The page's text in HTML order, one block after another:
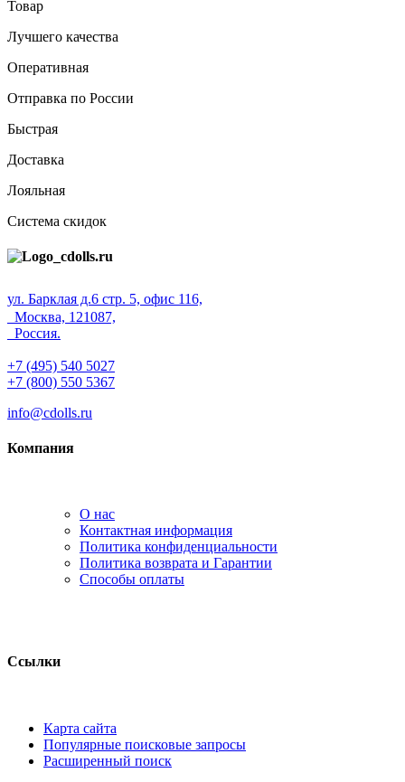
Товар
Лучшего качества
Оперативная
Отправка по России
Быстрая
Доставка
Лояльная
Система скидок
ул. Барклая д.6 стр. 5, офис 116,
Москва, 121087,
Россия.
+7 (495) 540 5027
+7 (800) 550 5367
info@cdolls.ru
Компания
О нас
Контактная информация
Политика конфиденциальности
Политика возврата и Гарантии
Способы оплаты
Ссылки
Карта сайта
Популярные поисковые запросы
Расширенный поиск